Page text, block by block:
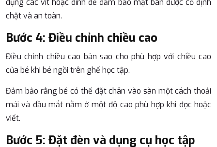
dụng các vít hoặc đinh để đảm bảo mặt bàn được cố định
chặt và an toàn.
Bước 4: Điều chỉnh chiều cao
Điều chỉnh chiều cao bàn sao cho phù hợp với chiều cao
của bé khi bé ngồi trên ghế học tập.
Đảm bảo rằng bé có thể đặt chân vào sàn một cách thoải
mái và đầu mắt nằm ở một độ cao phù hợp khi đọc hoặc
viết.
Bước 5: Đặt đèn và dụng cụ học tập